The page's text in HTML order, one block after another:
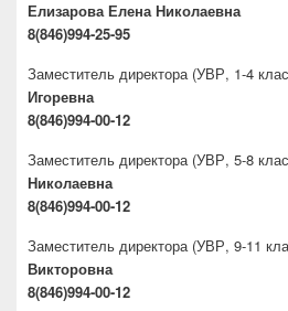
Елизарова Елена Николаевна
8(846)994-25-95
Заместитель директора (УВР, 1-4
Игоревна
8(846)994-00-12
Заместитель директора (УВР, 5-8
Николаевна
8(846)994-00-12
Заместитель директора (УВР, 9-11
Викторовна
8(846)994-00-12